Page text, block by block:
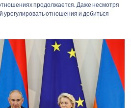
продолжается. Даже несмотря
урегулировать отношения и добиться